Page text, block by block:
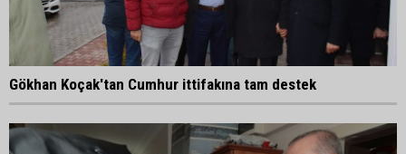
Gökhan Koçak'tan Cumhur ittifakına tam destek